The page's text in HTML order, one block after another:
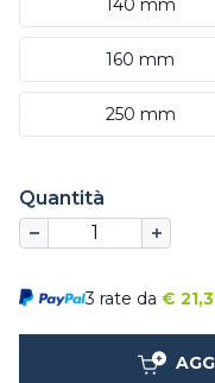
140 mm
160 mm
250 mm
Quantità
3 rate da €